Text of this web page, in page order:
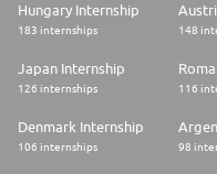
Hungary Internship
183 internships 148
Japan Internship
126 internships 116
Denmark Internship
106 internships 98